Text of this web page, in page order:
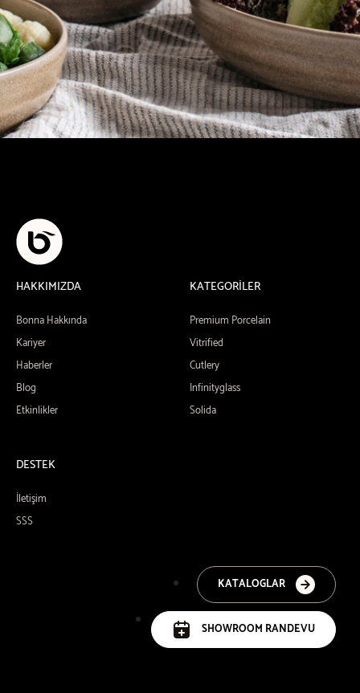
HAKKIMIZDA
Bonna Hakkında
Kariyer
Haberler
Blog
Etkinlikler
KATEGORİLER
Premium Porcelain
Vitrified
Cutlery
Infinityglass
Solida
DESTEK
İletişim
SSS
KATALOGLAR
SHOWROOM RANDEVU